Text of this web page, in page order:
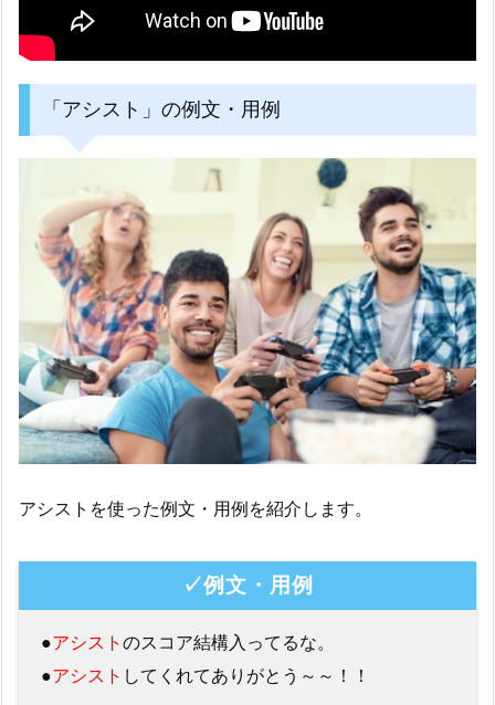
「アシスト」の例文・用例
アシストを使った例文・用例を紹介します。
✓例文・用例
●アシスト のスコア結構入ってるな。
●アシスト してくれてありがとう～～！！